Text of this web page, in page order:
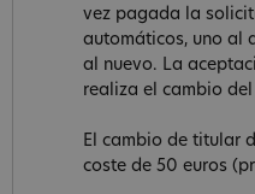
vez pagada la
automáticos, uno al
al nuevo. La
realiza el cambio del
El cambio de titular
coste de 50 euros